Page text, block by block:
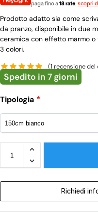
paga fino a18 rate, scopri
Prodotto adatto sia come
da pranzo, disponibile in due
ceramica con effetto marmo
3 colori.
(1 recensione del
Spedito in 7 giorni
Tipologia *
Richiedi